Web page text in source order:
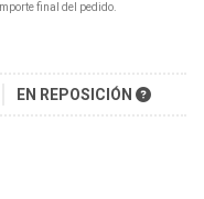
final del pedido.
EN REPOSICIÓN